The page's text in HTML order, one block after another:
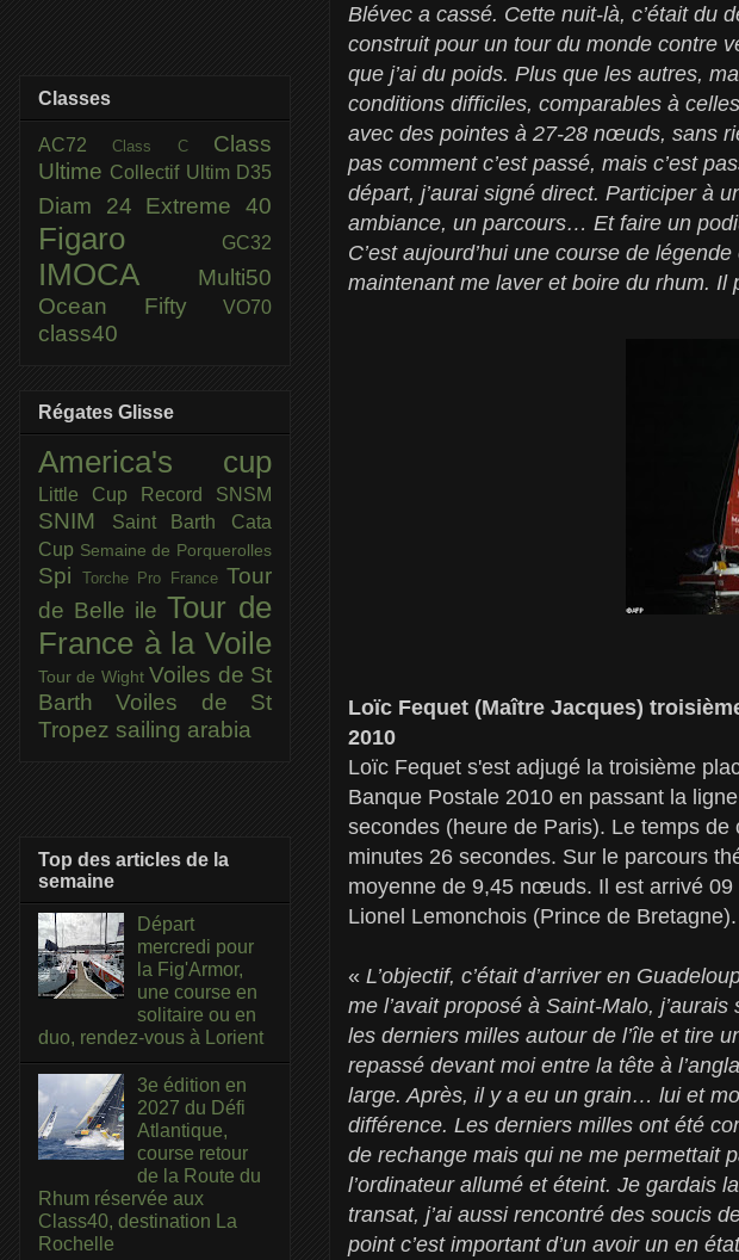
Blévec a cassé. Cette nuit-là, c’était du
construit pour un tour du monde contre
que j’ai du poids. Plus que les autres,
conditions difficiles, comparables à
avec des pointes à 27-28 nœuds, sans
pas comment c’est passé, mais c’est
départ, j’aurai signé direct. Participer à
ambiance, un parcours… Et faire un
C’est aujourd’hui une course de
maintenant me laver et boire du rhum. Il
Loïc Fequet (Maître Jacques)
2010
Loïc Fequet s'est adjugé la troisième
Banque Postale 2010 en passant la
secondes (heure de Paris). Le temps
minutes 26 secondes. Sur le parcours
moyenne de 9,45 nœuds. Il est arrivé
Lionel Lemonchois (Prince de Bretagne).
« L’objectif, c’était d’arriver en
me l’avait proposé à Saint-Malo,
les derniers milles autour de l’île et tire
repassé devant moi entre la tête à
large. Après, il y a eu un grain… lui et
différence. Les derniers milles ont été
de rechange mais qui ne me permettait
l’ordinateur allumé et éteint. Je gardais
transat, j’ai aussi rencontré des soucis
point c’est important d’un avoir un en
Classes
AC72Class C Class
Ultime Collectif Ultim D35
Diam 24 Extreme 40
Figaro GC32
IMOCA
Multi50
Ocean Fifty
VO70
class40
Régates Glisse
America's cup
Little Cup Record SNSM
SNIM
Saint Barth Cata
Cup Semaine de Porquerolles
Spi Torche Pro France Tour
de Belle ile Tour de
France à la Voile
Tour de Wight Voiles de St
BarthVoiles de St
Tropez sailing arabia
Top des articles de la
semaine
Départ
mercredi pour
la Fig'Armor,
une course en
solitaire ou en
duo, rendez-vous à Lorient
3e édition en
2027 du Défi
Atlantique,
course retour
de la Route du
Rhum réservée aux
Class40, destination La
Rochelle